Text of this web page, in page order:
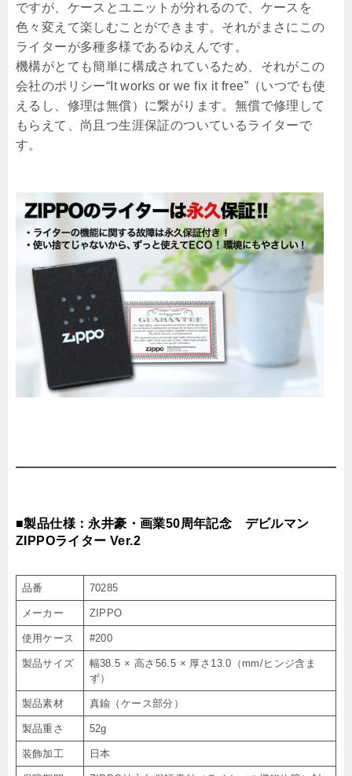
ですが、ケースとユニットが分れるので、ケースを
色々変えて楽しむことができます。それがまさにこの
ライターが多種多様であるゆえんです。
機構がとても簡単に構成されているため、それがこの
会社のポリシー“It works or we fix it free”（いつでも使
えるし、修理は無償）に繋がります。無償で修理して
もらえて、尚且つ生涯保証のついているライターで
す。
■製品仕様：永井豪・画業50周年記念 デビルマン
ZIPPOライター Ver.2
品番 70285
メーカー ZIPPO
使用ケース #200
製品サイズ
幅38.5 × 高さ56.5 × 厚さ13.0（mm/ヒンジ含ま
ず）
製品素材 真鍮（ケース部分）
製品重さ 52g
装飾加工 日本